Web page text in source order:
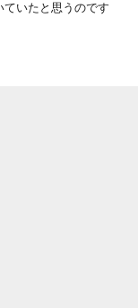
いたと思うのです